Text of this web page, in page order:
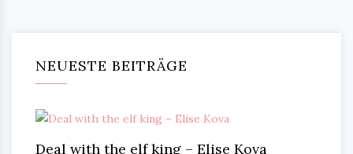
NEUESTE BEITRÄGE
Deal with the elf king – Elise Kova